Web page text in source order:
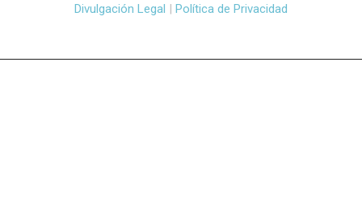
Divulgación Legal | Política de Privacidad